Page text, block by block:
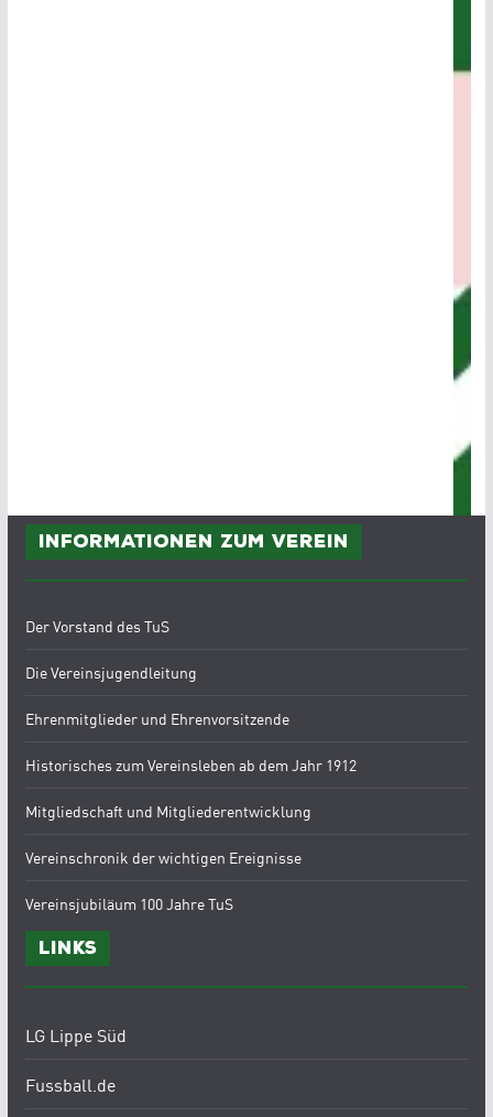
Informationen zum Verein
Der Vorstand des TuS
Die Vereinsjugendleitung
Ehrenmitglieder und Ehrenvorsitzende
Historisches zum Vereinsleben ab dem Jahr 1912
Mitgliedschaft und Mitgliederentwicklung
Vereinschronik der wichtigen Ereignisse
Vereinsjubiläum 100 Jahre TuS
Links
LG Lippe Süd
Fussball.de